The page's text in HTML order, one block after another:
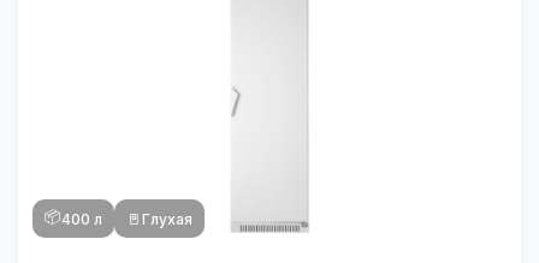
📦400 л 🚪 Глухая